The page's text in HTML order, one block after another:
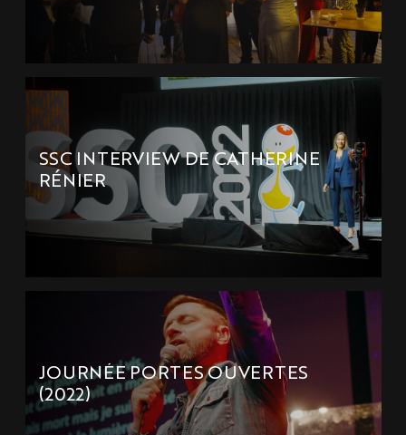
SSC INTERVIEW DE CATHERINE
RÉNIER
JOURNÉE PORTES OUVERTES
(2022)